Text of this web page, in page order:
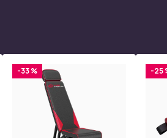
-33 % -25